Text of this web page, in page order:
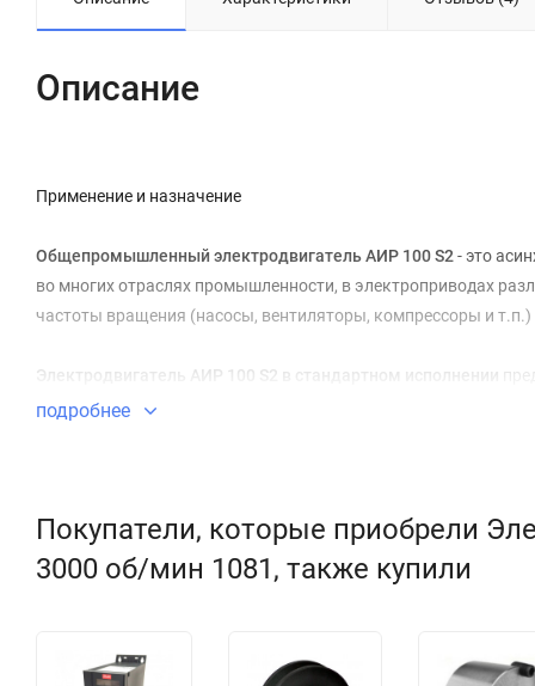
Описание
Применение и назначение
Общепромышленный электродвигатель АИР 100 S2- это
во многих отраслях промышленности, в электроприводах
частоты вращения (насосы, вентиляторы, компрессоры и т.п.)
Электродвигатель АИР 100 S2 в стандартном исполнении
напряжением 220/380
конструктивными отличиями по способу монтажа, степени
Двигатель АИР 100 S2 долговечен и надежен, отличается
характеристикам пуска, скольжению, энергетическим
подробнее
Покупатели, которые приобрели
3000 об/мин 1081, также купили